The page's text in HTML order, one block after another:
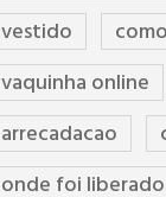
vestido
vaquinha online
arrecadacao
onde foi